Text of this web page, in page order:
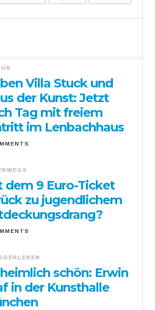
Villa Stuck und
der Kunst: Jetzt
Tag mit freiem
im Lenbachhaus
dem 9 Euro-Ticket
zu jugendlichem
schön: Erwin
in der Kunsthalle